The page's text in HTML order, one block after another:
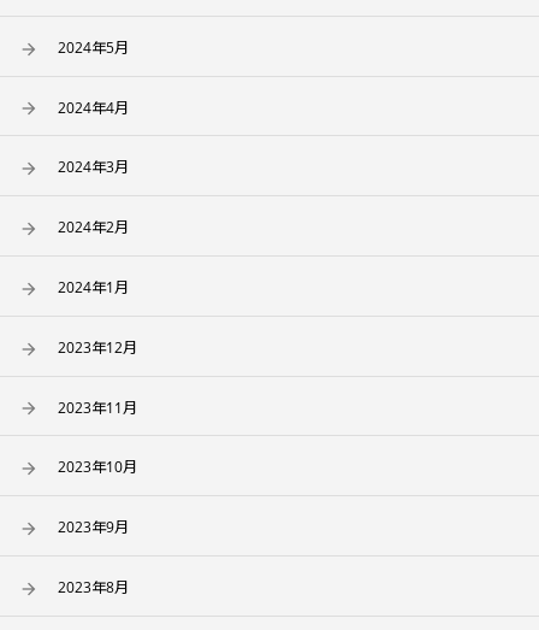
2024年5月
2024年4月
2024年3月
2024年2月
2024年1月
2023年12月
2023年11月
2023年10月
2023年9月
2023年8月